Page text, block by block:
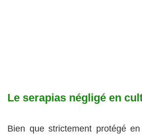
Le serapias négligé en
Bien que strictement protégé